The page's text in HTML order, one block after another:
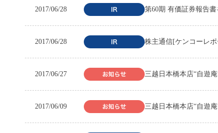
2017/06/28 第60期 有価証券報告
2017/06/28 株主通信[ケンコーレ
2017/06/27 三越日本橋本店“自遊
2017/06/09 三越日本橋本店“自遊